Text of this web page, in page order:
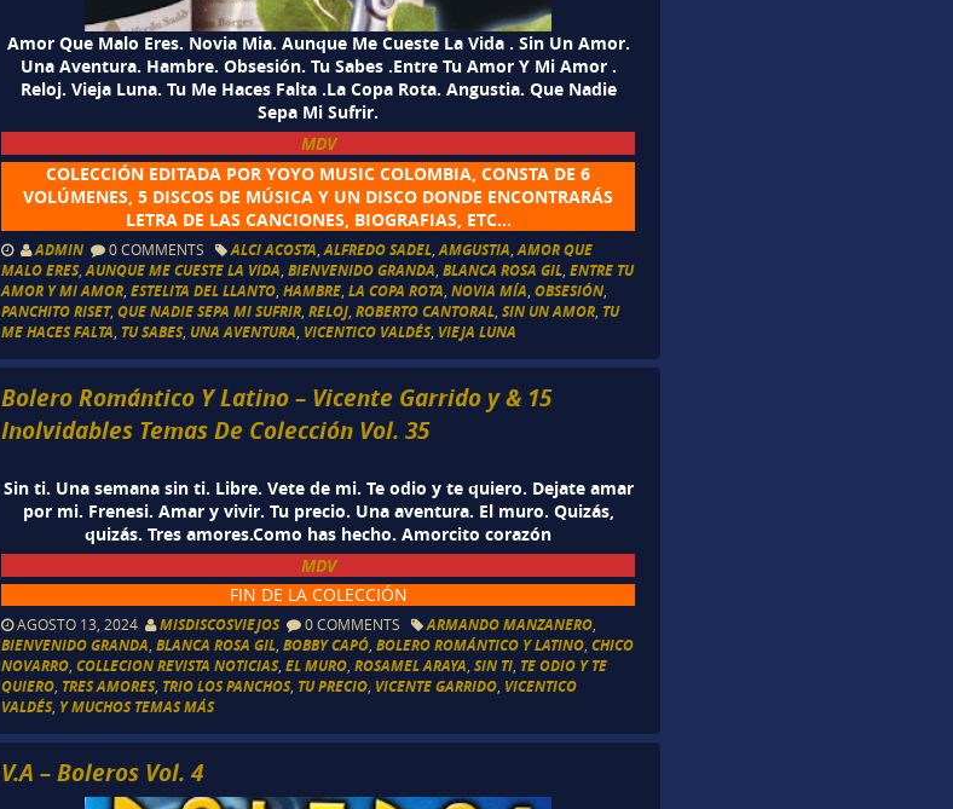
Amor Que Malo Eres. Novia Mia. Aunque Me Cueste La Vida . Sin Un Amor.
Una Aventura. Hambre. Obsesión. Tu Sabes .Entre Tu Amor Y Mi Amor .
Reloj. Vieja Luna. Tu Me Haces Falta .La Copa Rota. Angustia. Que Nadie
Sepa Mi Sufrir.
MDV
COLECCIÓN EDITADA POR YOYO MUSIC COLOMBIA, CONSTA DE 6
VOLÚMENES, 5 DISCOS DE MÚSICA Y UN DISCO DONDE ENCONTRARÁS
LETRA DE LAS CANCIONES, BIOGRAFIAS, ETC…
ADMIN 0 COMMENTS ALCI ACOSTA ,ALFREDO SADEL ,AMGUSTIA ,AMOR QUE
MALO ERES,AUNQUE ME CUESTE LA VIDA ,BIENVENIDO GRANDA ,BLANCA ROSA GIL ,ENTRE TU
AMOR Y MI AMOR ,ESTELITA DEL LLANTO ,HAMBRE ,LA COPA ROTA ,NOVIA MÍA ,OBSESIÓN
PANCHITO RISET,QUE NADIE SEPA MI SUFRIR ,RELOJ ,ROBERTO CANTORAL ,SIN UN AMOR TU
ME HACES FALTA TU SABES, UNA AVENTURA VICENTICO VALDÉS, VIEJA LUNA
Bolero Romántico Y Latino – Vicente Garrido y & 15
Inolvidables Temas De Colección Vol. 35
Sin ti. Una semana sin ti. Libre. Vete de mi. Te odio y te quiero. Dejate amar
por mi. Frenesi. Amar y vivir. Tu precio. Una aventura. El muro. Quizás,
quizás. Tres amores.Como has hecho. Amorcito corazón
MDV
FIN DE LA COLECCIÓN
AGOSTO 13, 2024 MISDISCOSVIEJOS 0 COMMENTS ARMANDO MANZANERO,
BIENVENIDO GRANDA,BLANCA ROSA GIL,BOBBY CAPÓ,BOLERO ROMÁNTICO Y LATINO,CHICO
NOVARRO,COLLECION REVISTA NOTICIAS,EL MURO,ROSAMEL ARAYA,SIN TI, TE ODIO Y TE
QUIERO, TRES AMORES, TRIO LOS PANCHOS, TU PRECIO, VICENTE GARRIDO, VICENTICO
VALDÉS, Y MUCHOS TEMAS MÁS
V.A – Boleros Vol. 4